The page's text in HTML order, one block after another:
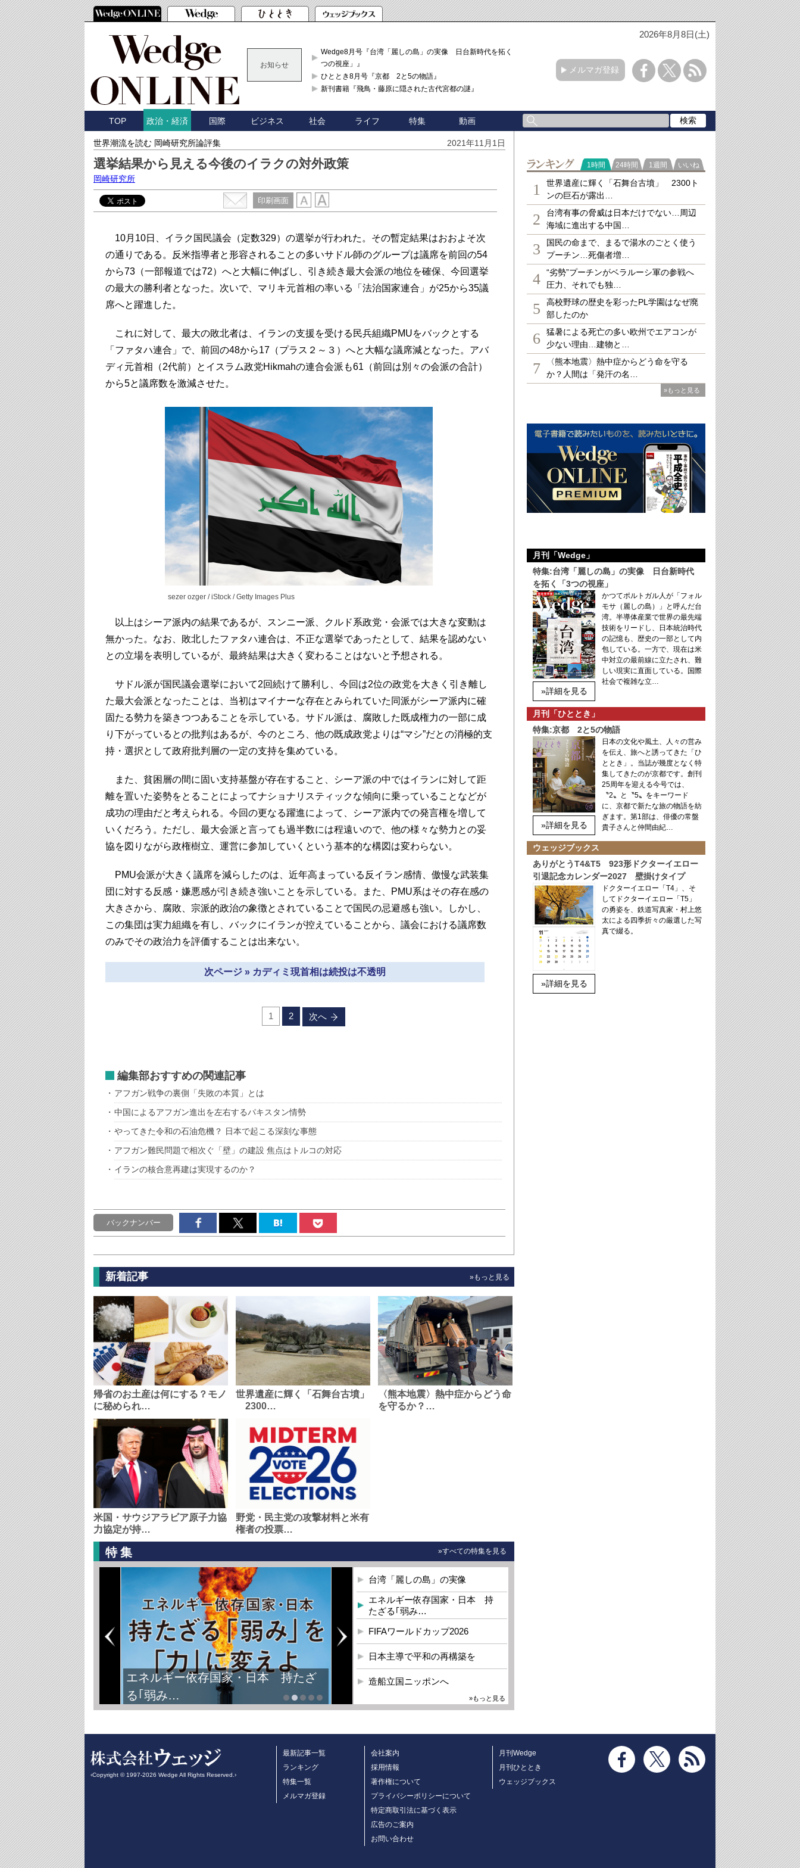
2026年8月8日(土)
お知らせ
Wedge8月号『台湾「麗しの島」の実像 日台新時代を拓く「3
つの視座」』
ひととき8月号『京都 2と5の物語』
新刊書籍『飛鳥・藤原に隠された古代宮都の謎』
メルマガ登録
TOP 政治・経済 国際 ビジネス 社会 ライフ 特集 動画
世界潮流を読む 岡崎研究所論評集 2021年11月1日
選挙結果から見える今後のイラクの対外政策
岡崎研究所
印刷画面
10月10日、イラク国民議会（定数329）の選挙が行われた。その暫定結果はおおよそ次
の通りである。反米指導者と形容されることの多いサドル師のグループは議席を前回の54
から73（一部報道では72）へと大幅に伸ばし、引き続き最大会派の地位を確保、今回選挙
の最大の勝利者となった。次いで、マリキ元首相の率いる「法治国家連合」が25から35議
席へと躍進した。
これに対して、最大の敗北者は、イランの支援を受ける民兵組織PMUをバックとする
「ファタハ連合」で、前回の48から17（プラス２～３）へと大幅な議席減となった。アバ
ディ元首相（2代前）とイスラム政党Hikmahの連合会派も61（前回は別々の会派の合計）
から5と議席数を激減させた。
sezer ozger / iStock / Getty Images Plus
以上はシーア派内の結果であるが、スンニー派、クルド系政党・会派では大きな変動は
無かった。なお、敗北したファタハ連合は、不正な選挙であったとして、結果を認めない
との立場を表明しているが、最終結果は大きく変わることはないと予想される。
サドル派が国民議会選挙において2回続けて勝利し、今回は2位の政党を大きく引き離し
た最大会派となったことは、当初はマイナーな存在とみられていた同派がシーア派内に確
固たる勢力を築きつつあることを示している。サドル派は、腐敗した既成権力の一部に成
り下がっているとの批判はあるが、今のところ、他の既成政党よりは“マシ”だとの消極的支
持・選択として政府批判層の一定の支持を集めている。
また、貧困層の間に固い支持基盤が存在すること、シーア派の中ではイランに対して距
離を置いた姿勢をとることによってナショナリスティックな傾向に乗っていることなどが
成功の理由だと考えられる。今回の更なる躍進によって、シーア派内での発言権を増して
いくだろう。ただし、最大会派と言っても過半数には程遠いので、他の様々な勢力との妥
協を図りながら政権樹立、運営に参加していくという基本的な構図は変わらない。
PMU会派が大きく議席を減らしたのは、近年高まっている反イラン感情、傲慢な武装集
団に対する反感・嫌悪感が引き続き強いことを示している。また、PMU系はその存在感の
大きさから、腐敗、宗派的政治の象徴とされていることで国民の忌避感も強い。しかし、
この集団は実力組織を有し、バックにイランが控えていることから、議会における議席数
のみでその政治力を評価することは出来ない。
次ページ » カディミ現首相は続投は不透明
1 2 次へ
編集部おすすめの関連記事
アフガン戦争の裏側「失敗の本質」とは
中国によるアフガン進出を左右するパキスタン情勢
やってきた令和の石油危機？ 日本で起こる深刻な事態
アフガン難民問題で相次ぐ「壁」の建設 焦点はトルコの対応
イランの核合意再建は実現するのか？
バックナンバー
新着記事 »もっと見る
帰省のお土産は何にする？モノ
に秘められ…
世界遺産に輝く「石舞台古墳」
2300…
〈熊本地震〉熱中症からどう命
を守るか？…
米国・サウジアラビア原子力協
力協定が持…
野党・民主党の攻撃材料と米有
権者の投票…
特集 »すべての特集を見る
エネルギー依存国家・日本 持たざ
る｢弱み…
台湾「麗しの島」の実像
エネルギー依存国家・日本 持
たざる｢弱み…
FIFAワールドカップ2026
日本主導で平和の再構築を
造船立国ニッポンへ
»もっと見る
ランキング
1時間 24時間 1週間 いいね
1
世界遺産に輝く「石舞台古墳」 2300ト
ンの巨石が露出…
2
台湾有事の脅威は日本だけでない…周辺
海域に進出する中国…
3
国民の命まで、まるで湯水のごとく使う
プーチン…死傷者増…
4
“劣勢”プーチンがベラルーシ軍の参戦へ
圧力、それでも独…
5
高校野球の歴史を彩ったPL学園はなぜ廃
部したのか
6
猛暑による死亡の多い欧州でエアコンが
少ない理由…建物と…
7
〈熊本地震〉熱中症からどう命を守る
か？人間は「発汗の名…
»もっと見る
月刊「Wedge」
特集:台湾「麗しの島」の実像 日台新時代
を拓く「3つの視座」
»詳細を見る
かつてポルトガル人が「フォル
モサ（麗しの島）」と呼んだ台
湾。半導体産業で世界の最先端
技術をリードし、日本統治時代
の記憶も、歴史の一部として内
包している。一方で、現在は米
中対立の最前線に立たされ、難
しい現実に直面している。国際
社会で複雑な立…
月刊「ひととき」
特集:京都 2と5の物語
»詳細を見る
日本の文化や風土、人々の営み
を伝え、旅へと誘ってきた「ひ
ととき」。当誌が幾度となく特
集してきたのが京都です。創刊
25周年を迎える今号では、
〝2〟と〝5〟をキーワード
に、京都で新たな旅の物語を紡
ぎます。第1部は、俳優の常盤
貴子さんと仲間由紀…
ウェッジブックス
ありがとうT4&T5 923形ドクターイエロー
引退記念カレンダー2027 壁掛けタイプ
»詳細を見る
ドクターイエロー「T4」、そ
してドクターイエロー「T5」
の勇姿を、鉄道写真家・村上悠
太による四季折々の厳選した写
真で綴る。
‹Copyright © 1997-2026 Wedge All Rights Reserved.›
最新記事一覧
ランキング
特集一覧
メルマガ登録
会社案内
採用情報
著作権について
プライバシーポリシーについて
特定商取引法に基づく表示
広告のご案内
お問い合わせ
月刊Wedge
月刊ひととき
ウェッジブックス